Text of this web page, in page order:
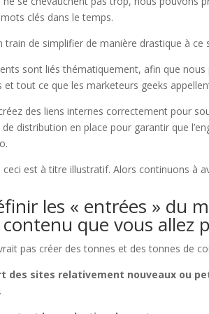
clés dans le temps.
train de simplifier de manière drastique à ce
sont liés thématiquement, afin que
et tout ce que les marketeurs geeks
des liens internes correctement pour
distribution en place pour garantir que
est à titre illustratif. Alors continuons à
les « entrées » du
que vous allez
pas créer des tonnes et des tonnes de
des sites relativement nouveaux ou